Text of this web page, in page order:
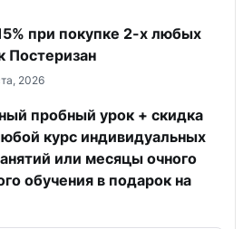
при покупке 2-х любых
Постеризан
2026
пробный урок + скидка
курс индивидуальных
или месяцы очного
обучения в подарок на